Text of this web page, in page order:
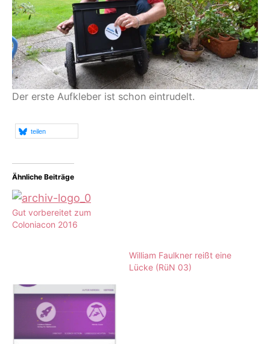
Der erste Aufkleber ist schon eintrudelt.
teilen
Ähnliche Beiträge
Gut vorbereitet zum
Coloniacon 2016
William Faulkner reißt eine
Lücke (RüN 03)